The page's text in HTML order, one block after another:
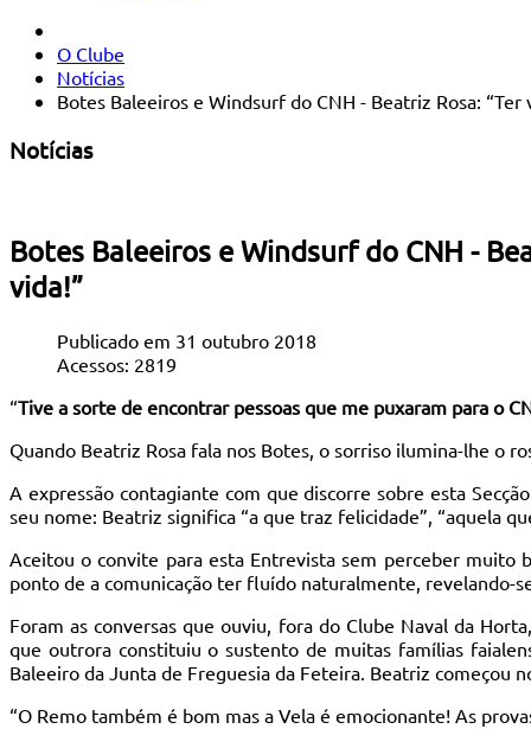
O Clube
Notícias
Botes Baleeiros e Windsurf do CNH - Beatriz Rosa:
Notícias
Botes Baleeiros e Windsurf do CNH -
vida!”
Publicado em 31 outubro 2018
Acessos: 2819
“Tive a sorte de encontrar pessoas que me puxaram para o
Quando Beatriz Rosa fala nos Botes, o sorriso ilumina-lhe o
A expressão contagiante com que discorre sobre esta
seu nome: Beatriz significa “a que traz felicidade”, “aquela
Aceitou o convite para esta Entrevista sem perceber muito
ponto de a comunicação ter fluído naturalmente, revelando-
Foram as conversas que ouviu, fora do Clube Naval da
que outrora constituiu o sustento de muitas famílias
Baleeiro da Junta de Freguesia da Feteira. Beatriz começou
“O Remo também é bom mas a Vela é emocionante! As